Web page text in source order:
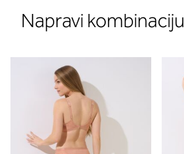
Napravi kombinaciju